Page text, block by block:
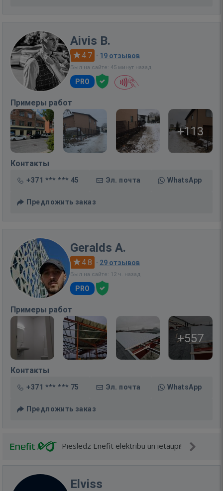
Aivis B.
4.7 · 19 отзывов
Был на сайте: 45 минут назад
PRO
Примеры работ
+113
Контакты
+371 *** *** 45 Эл. почта WhatsApp
Предложить заказ
Geralds A.
4.8 · 29 отзывов
Был на сайте: 12 ч. назад
PRO
Примеры работ
+557
Контакты
+371 *** *** 75 Эл. почта WhatsApp
Предложить заказ
Pieslēdz Enefit elektrību un ietaupi!
Elviss